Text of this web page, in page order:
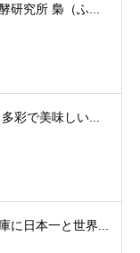
研究所 梟（ふ...
彩で美味しい...
に日本一と世界...